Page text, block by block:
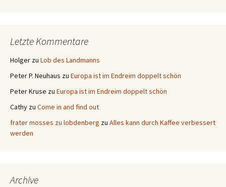
Letzte Kommentare
Holger zu Lob des Landmanns
Peter P. Neuhaus zu Europa ist im Endreim doppelt schön
Peter Kruse zu Europa ist im Endreim doppelt schön
Cathy zu Come in and find out
frater mosses zu lobdenberg zu Alles kann durch Kaffee verbessert
werden
Archive